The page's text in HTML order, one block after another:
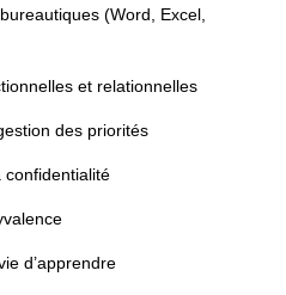
(Word, Excel,
et relationnelles
des priorités
confidentialité
d’apprendre